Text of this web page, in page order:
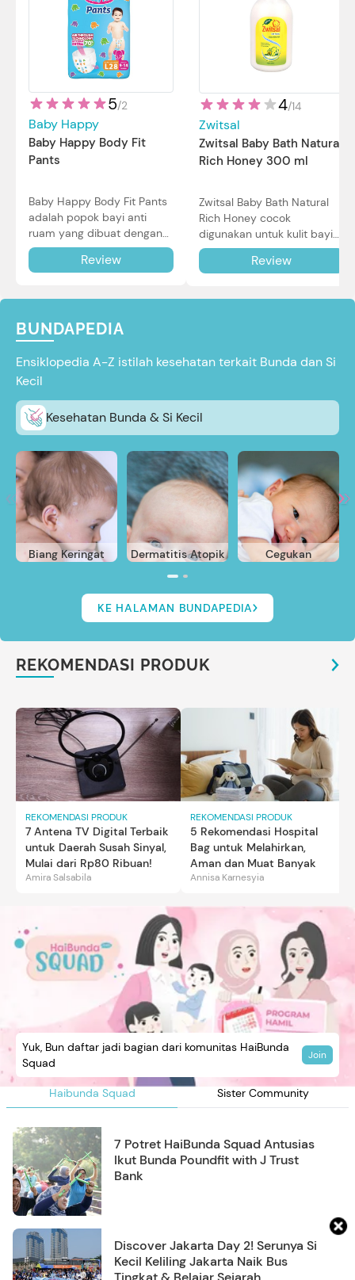
5/2
Baby Happy
Baby Happy Body Fit
Pants
Baby Happy Body Fit Pants
adalah popok bayi anti
ruam yang dibuat dengan
teknologi Air Through
Technology.Review
4/14
Zwitsal
Zwitsal Baby Bath Natural
Rich Honey 300 ml
Zwitsal Baby Bath Natural
Rich Honey cocok
digunakan untuk kulit bayi
baru lahir bahkan kulit
sensitif sekalipun. Simak
Review
BUNDAPEDIA
Ensiklopedia A-Z istilah kesehatan terkait Bunda dan Si
Kecil
Kesehatan Bunda & Si Kecil
Biang Keringat Dermatitis Atopik Cegukan
KE HALAMAN BUNDAPEDIA
REKOMENDASI PRODUK
REKOMENDASI PRODUK
7 Antena TV Digital Terbaik
untuk Daerah Susah Sinyal,
Mulai dari Rp80 Ribuan!
Amira Salsabila
REKOMENDASI PRODUK
5 Rekomendasi Hospital
Bag untuk Melahirkan,
Aman dan Muat Banyak
Annisa Karnesyia
Haibunda Squad Sister Community
Yuk, Bun daftar jadi bagian dari komunitas HaiBunda
Squad
Join
7 Potret HaiBunda Squad Antusias
Ikut Bunda Poundfit with J Trust
Bank
Discover Jakarta Day 2! Serunya Si
Kecil Keliling Jakarta Naik Bus